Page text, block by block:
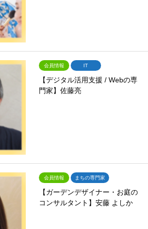
会員情報 IT
【デジタル活用支援 / Webの専
門家】佐藤亮
会員情報 まちの専門家
【ガーデンデザイナー・お庭の
コンサルタント】安藤 よしか